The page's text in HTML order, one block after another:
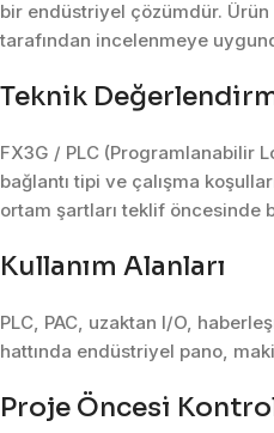
bir endüstriyel çözümdür. Ürün
tarafından incelenmeye
Teknik
FX3G / PLC (Programlanabilir
bağlantı tipi ve çalışma
ortam şartları teklif öncesinde
Kullanım Alanları
PLC, PAC, uzaktan I/O,
hattında endüstriyel pano,
Proje Öncesi